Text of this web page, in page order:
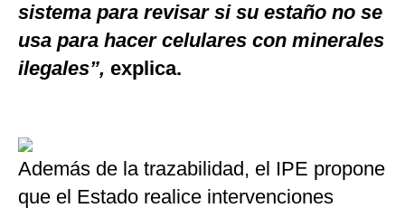
sistema para revisar si su estaño no se
usa para hacer celulares con minerales
ilegales”, explica.
Además de la trazabilidad, el IPE propone
que el Estado realice intervenciones